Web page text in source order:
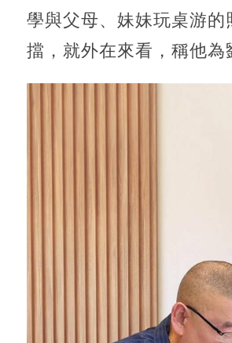
學與父母、妹妹玩桌游的
擋，就外在來看，稱他為